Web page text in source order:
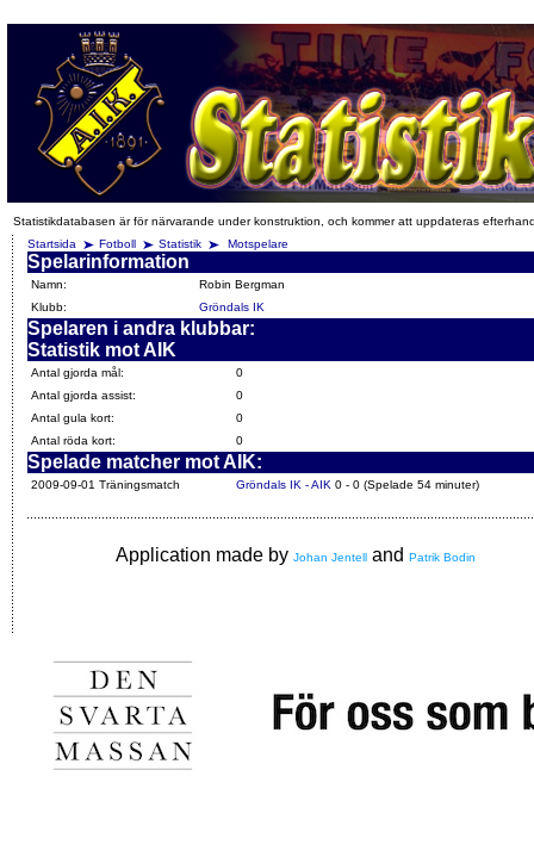
Statistikdatabasen är för närvarande under konstruktion, och kommer att uppdateras
Startsida
Fotboll Statistik Motspelare
Spelarinformation
Namn:
Robin Bergman
Klubb:
Gröndals IK
Spelaren i andra klubbar:
Statistik mot AIK
Antal gjorda mål:
0
Antal gjorda assist:
0
Antal gula kort:
0
Antal röda kort:
0
Spelade matcher mot AIK:
2009-09-01 Träningsmatch Gröndals IK - AIK 0 - 0 (Spelade 54 minuter)
Application made by Johan Jentell and Patrik Bodin